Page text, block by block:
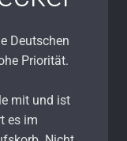
Deutschen
Priorität.
mit und ist
es im